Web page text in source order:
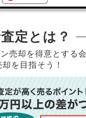
定とは？
売却を得意とする
を目指そう！